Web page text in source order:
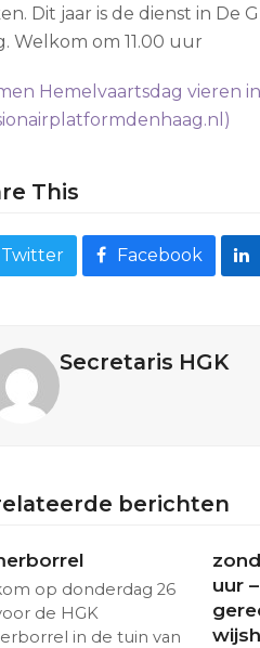
Dit jaar is de dienst in De
Welkom om 11.00 uur
Hemelvaartsdag vieren
This
Twitter Facebook
Secretaris HGK
berichten
op donderdag 26
de HGK
in de tuin van
uur